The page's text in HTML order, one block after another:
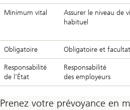
Minimum vital
Assurer le niveau de
habituel
Obligatoire Obligatoire et
Responsabilité
de l’État
Responsabilité
des employeurs
Prenez votre prévoyance en